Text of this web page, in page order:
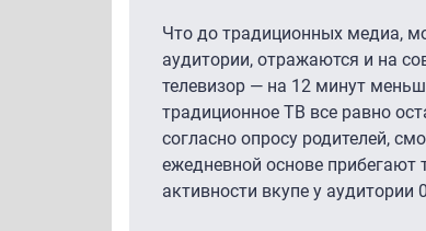
Что до традиционных медиа,
аудитории, отражаются и на
телевизор — на 12 минут
традиционное ТВ все равно
согласно опросу родителей,
ежедневной основе прибегают
активности вкупе у аудитории